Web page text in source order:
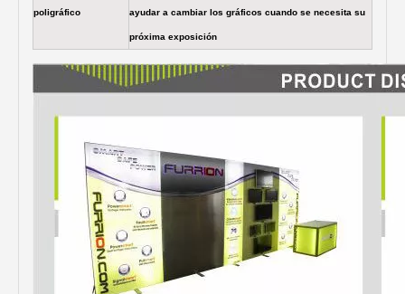
poligráfico ayudar a cambiar los gráficos cuando se necesita su
próxima exposición